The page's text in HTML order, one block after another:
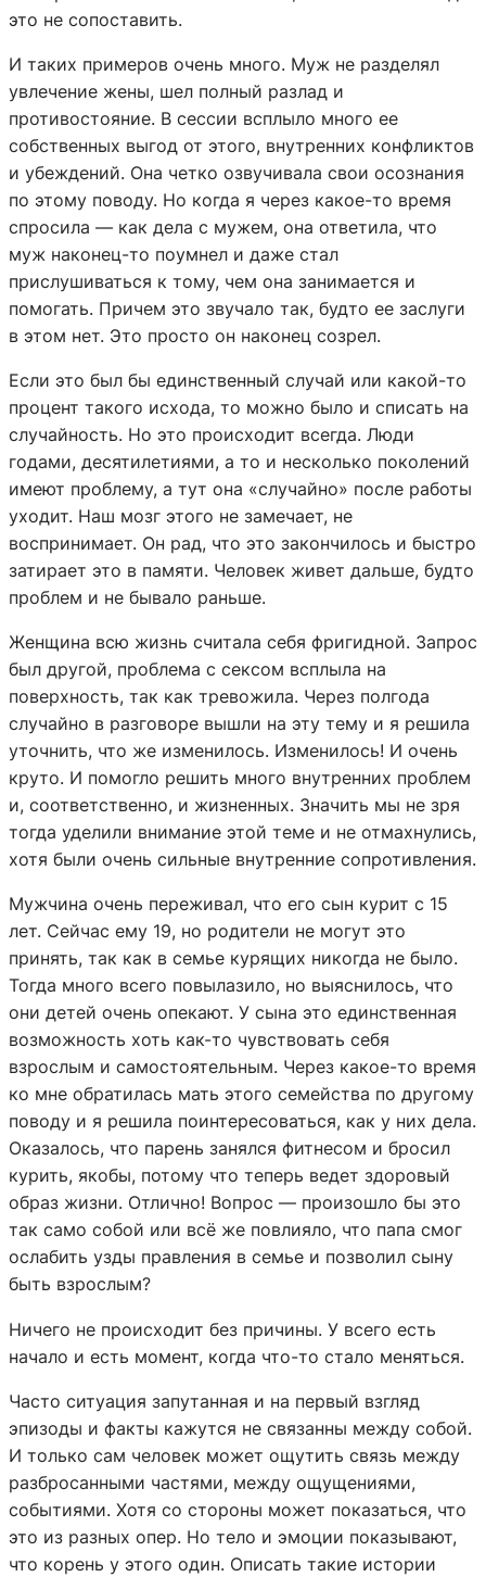
это не сопоставить.
И таких примеров очень много. Муж не разделял
увлечение жены, шел полный разлад и
противостояние. В сессии всплыло много ее
собственных выгод от этого, внутренних конфликтов
и убеждений. Она четко озвучивала свои осознания
по этому поводу. Но когда я через какое-то время
спросила — как дела с мужем, она ответила, что
муж наконец-то поумнел и даже стал
прислушиваться к тому, чем она занимается и
помогать. Причем это звучало так, будто ее заслуги
в этом нет. Это просто он наконец созрел.
Если это был бы единственный случай или какой-то
процент такого исхода, то можно было и списать на
случайность. Но это происходит всегда. Люди
годами, десятилетиями, а то и несколько поколений
имеют проблему, а тут она «случайно» после работы
уходит. Наш мозг этого не замечает, не
воспринимает. Он рад, что это закончилось и быстро
затирает это в памяти. Человек живет дальше, будто
проблем и не бывало раньше.
Женщина всю жизнь считала себя фригидной. Запрос
был другой, проблема с сексом всплыла на
поверхность, так как тревожила. Через полгода
случайно в разговоре вышли на эту тему и я решила
уточнить, что же изменилось. Изменилось! И очень
круто. И помогло решить много внутренних проблем
и, соответственно, и жизненных. Значить мы не зря
тогда уделили внимание этой теме и не отмахнулись,
хотя были очень сильные внутренние сопротивления.
Мужчина очень переживал, что его сын курит с 15
лет. Сейчас ему 19, но родители не могут это
принять, так как в семье курящих никогда не было.
Тогда много всего повылазило, но выяснилось, что
они детей очень опекают. У сына это единственная
возможность хоть как-то чувствовать себя
взрослым и самостоятельным. Через какое-то время
ко мне обратилась мать этого семейства по другому
поводу и я решила поинтересоваться, как у них дела.
Оказалось, что парень занялся фитнесом и бросил
курить, якобы, потому что теперь ведет здоровый
образ жизни. Отлично! Вопрос — произошло бы это
так само собой или всё же повлияло, что папа смог
ослабить узды правления в семье и позволил сыну
быть взрослым?
Ничего не происходит без причины. У всего есть
начало и есть момент, когда что-то стало меняться.
Часто ситуация запутанная и на первый взгляд
эпизоды и факты кажутся не связанны между собой.
И только сам человек может ощутить связь между
разбросанными частями, между ощущениями,
событиями. Хотя со стороны может показаться, что
это из разных опер. Но тело и эмоции показывают,
что корень у этого один. Описать такие истории